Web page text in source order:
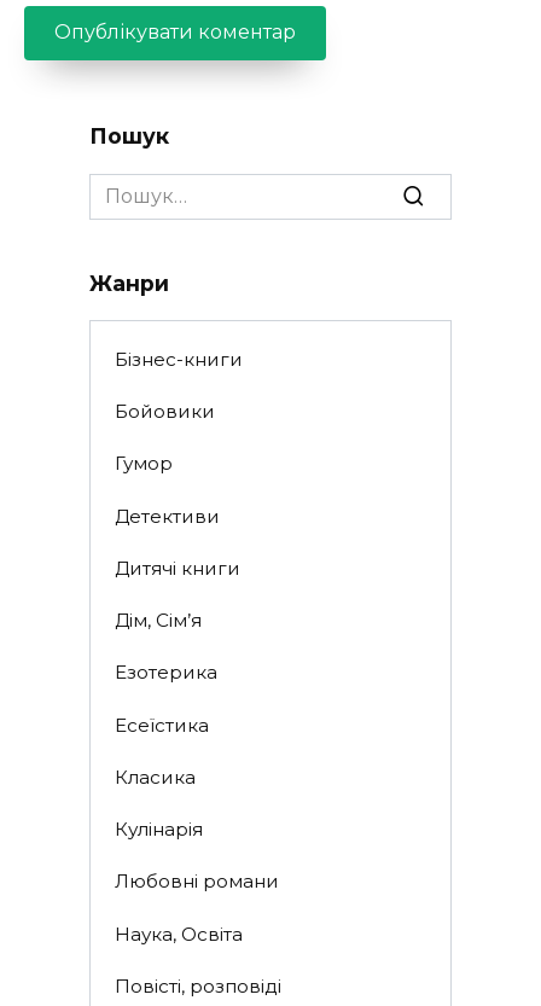
Пошук
Search
for:
Жанри
Бізнес-книги
Бойовики
Гумор
Детективи
Дитячі книги
Дім, Сім’я
Езотерика
Есеїстика
Класика
Кулінарія
Любовні романи
Наука, Освіта
Повісті, розповіді